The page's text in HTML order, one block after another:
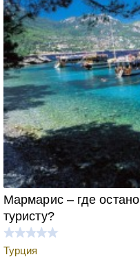
Мармарис – где
туристу?
Турция